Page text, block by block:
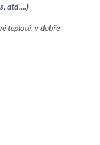
atd.,..)
teplotě, v dobře